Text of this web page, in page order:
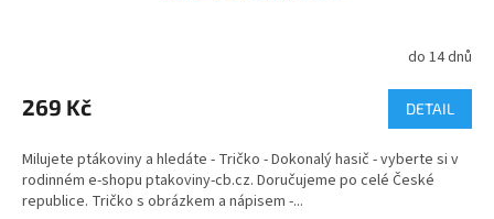
produktu
je
z
5
hvězdiček.
do 14 dnů
269 Kč DETAIL
Milujete ptákoviny a hledáte - Tričko - Dokonalý hasič - vyberte si v
rodinném e-shopu ptakoviny-cb.cz. Doručujeme po celé České
republice. Tričko s obrázkem a nápisem -...